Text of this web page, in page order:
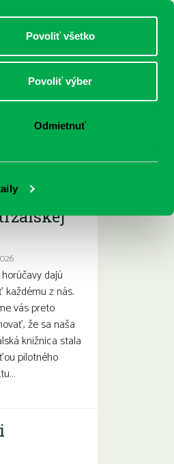
Povoliť všetko
Povoliť výber
Odmietnuť
DOSPELÍ
dajú
každému z nás.
vás preto
že sa naša
knižnica stala
pilotného